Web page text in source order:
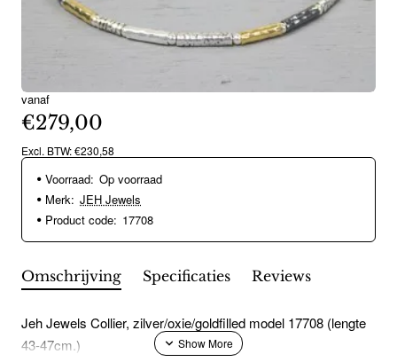
vanaf
€279,00
Excl. BTW: €230,58
Voorraad: Op voorraad
Merk: JEH Jewels
Product code: 17708
Omschrijving Specificaties Reviews
Jeh Jewels Collier, zilver/oxie/goldfilled model 17708 (lengte
43-47cm.)